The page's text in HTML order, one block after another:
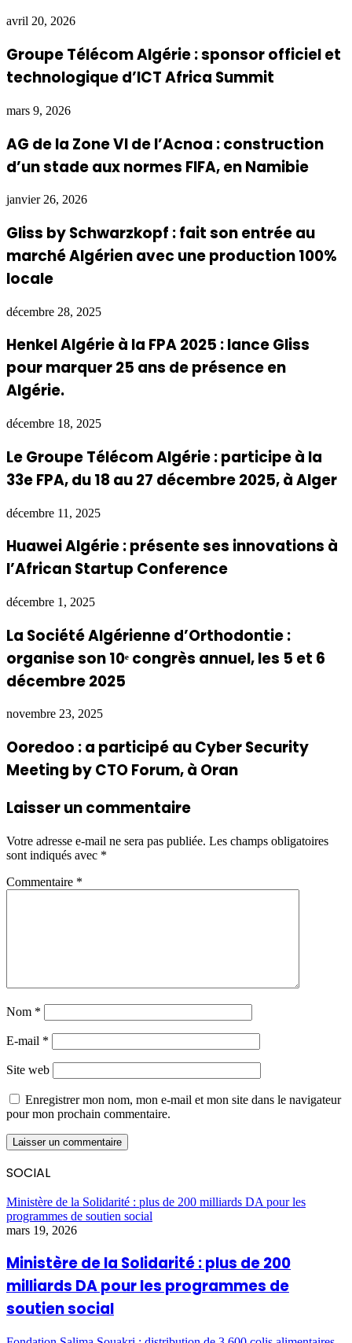
avril 20, 2026
Groupe Télécom Algérie : sponsor officiel et
technologique d’ICT Africa Summit
mars 9, 2026
AG de la Zone VI de l’Acnoa : construction
d’un stade aux normes FIFA, en Namibie
janvier 26, 2026
Gliss by Schwarzkopf : fait son entrée au
marché Algérien avec une production 100%
locale
décembre 28, 2025
Henkel Algérie à la FPA 2025 : lance Gliss
pour marquer 25 ans de présence en
Algérie.
décembre 18, 2025
Le Groupe Télécom Algérie : participe à la
33e FPA, du 18 au 27 décembre 2025, à Alger
décembre 11, 2025
Huawei Algérie : présente ses innovations à
l’African Startup Conference
décembre 1, 2025
La Société Algérienne d’Orthodontie :
organise son 10ᵉ congrès annuel, les 5 et 6
décembre 2025
novembre 23, 2025
Ooredoo : a participé au Cyber Security
Meeting by CTO Forum, à Oran
Laisser un commentaire
Votre adresse e-mail ne sera pas publiée. Les champs obligatoires
sont indiqués avec *
Commentaire *
Nom *
E-mail *
Site web
Enregistrer mon nom, mon e-mail et mon site dans le navigateur
pour mon prochain commentaire.
SOCIAL
Ministère de la Solidarité : plus de 200 milliards DA pour les
programmes de soutien social
mars 19, 2026
Ministère de la Solidarité : plus de 200
milliards DA pour les programmes de
soutien social